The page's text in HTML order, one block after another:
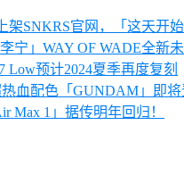
SNKRS官网，「这天开始
宁」WAY OF WADE全新
Low预计2024夏季再度复刻
血配色「GUNDAM」即将
Max 1」据传明年回归！